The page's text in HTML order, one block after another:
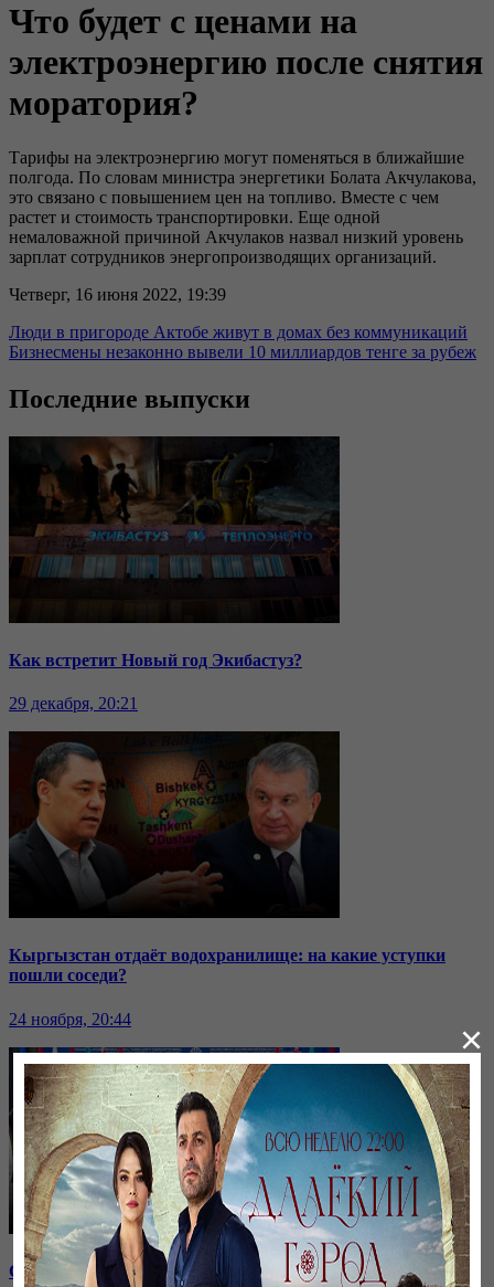
Что будет с ценами на
электроэнергию после снятия
моратория?
Тарифы на электроэнергию могут поменяться в ближайшие
полгода. По словам министра энергетики Болата Акчулакова,
это связано с повышением цен на топливо. Вместе с чем
растет и стоимость транспортировки. Еще одной
немаловажной причиной Акчулаков назвал низкий уровень
зарплат сотрудников энергопроизводящих организаций.
Четверг, 16 июня 2022, 19:39
Люди в пригороде Актобе живут в домах без коммуникаций
Бизнесмены незаконно вывели 10 миллиардов тенге за рубеж
Последние выпуски
Как встретит Новый год Экибастуз?
29 декабря, 20:21
Кыргызстан отдаёт водохранилище: на какие уступки
пошли соседи?
24 ноября, 20:44
Саммит ОДКБ: под вопросом эффективность организации
×